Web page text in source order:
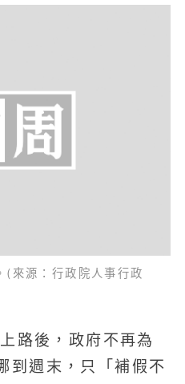
來源：行政院人事行政
路後，政府不再為
到週末，只「補假不